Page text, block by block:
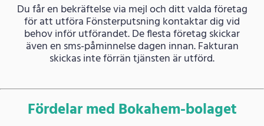
Du får en bekräftelse via mejl och ditt valda företag
för att utföra Fönsterputsning kontaktar dig vid
behov inför utförandet. De flesta företag skickar
även en sms-påminnelse dagen innan. Fakturan
skickas inte förrän tjänsten är utförd.
Fördelar med Bokahem-bolaget